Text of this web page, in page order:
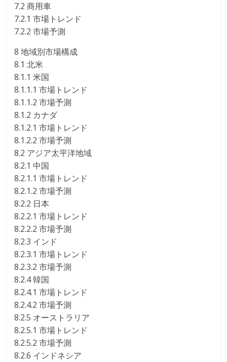
7.2 商用車
7.2.1 市場トレンド
7.2.2 市場予測
8 地域別市場構成
8.1 北米
8.1.1 米国
8.1.1.1 市場トレンド
8.1.1.2 市場予測
8.1.2 カナダ
8.1.2.1 市場トレンド
8.1.2.2 市場予測
8.2 アジア太平洋地域
8.2.1 中国
8.2.1.1 市場トレンド
8.2.1.2 市場予測
8.2.2 日本
8.2.2.1 市場トレンド
8.2.2.2 市場予測
8.2.3 インド
8.2.3.1 市場トレンド
8.2.3.2 市場予測
8.2.4 韓国
8.2.4.1 市場トレンド
8.2.4.2 市場予測
8.2.5 オーストラリア
8.2.5.1 市場トレンド
8.2.5.2 市場予測
8.2.6 インドネシア